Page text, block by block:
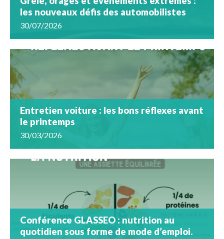
les nouveaux défis des automobilistes
30/07/2026
Entretien voiture : les bons réflexes avant
le printemps
30/03/2026
Conférence GLASSEO : nutrition au
quotidien sous forme de mode d’emploi.